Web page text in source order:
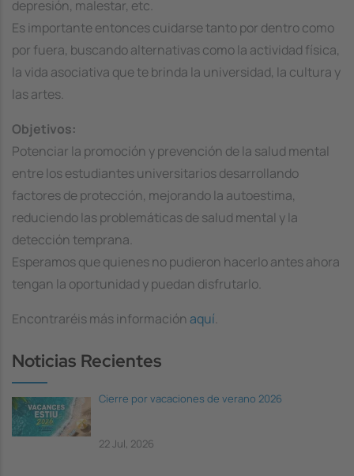
depresión, malestar, etc.
Es importante entonces cuidarse tanto por dentro como
por fuera, buscando alternativas como la actividad física,
la vida asociativa que te brinda la universidad, la cultura y
las artes.
Objetivos:
Potenciar la promoción y prevención de la salud mental
entre los estudiantes universitarios desarrollando
factores de protección, mejorando la autoestima,
reduciendo las problemáticas de salud mental y la
detección temprana.
Esperamos que quienes no pudieron hacerlo antes ahora
tengan la oportunidad y puedan disfrutarlo.
Encontraréis más información aquí.
Noticias Recientes
Cierre por vacaciones de verano 2026
22 Jul, 2026